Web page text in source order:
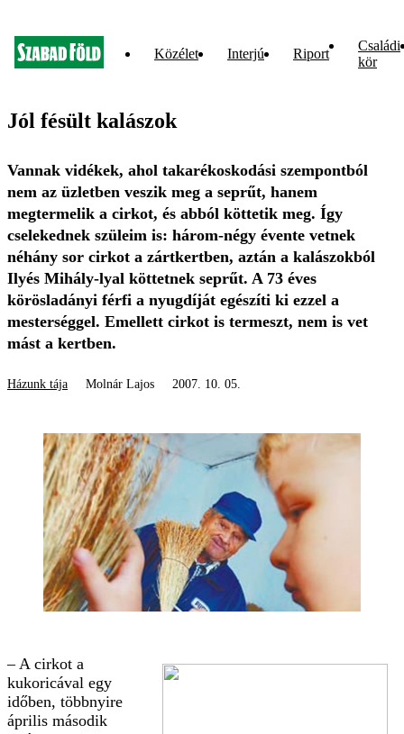
Közélet Interjú Riport
Családi
kör
Jól fésült kalászok
Vannak vidékek, ahol takarékoskodási szempontból
nem az üzletben veszik meg a seprűt, hanem
megtermelik a cirkot, és abból köttetik meg. Így
cselekednek szüleim is: három-négy évente vetnek
néhány sor cirkot a zártkertben, aztán a kalászokból
Ilyés Mihály-lyal köttetnek seprűt. A 73 éves
körösladányi férfi a nyugdíját egészíti ki ezzel a
mesterséggel. Emellett cirkot is termeszt, nem is vet
mást a kertben.
Házunk tája Molnár Lajos 2007. 10. 05.
– A cirkot a
kukoricával egy
időben, többnyire
április második